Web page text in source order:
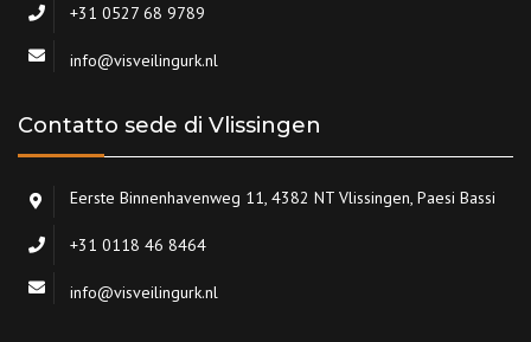
+31 0527 68 9789
info@visveilingurk.nl
Contatto sede di Vlissingen
Eerste Binnenhavenweg 11, 4382 NT Vlissingen, Paesi Bassi
+31 0118 46 8464
info@visveilingurk.nl